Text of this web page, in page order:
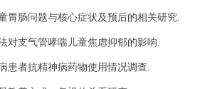
胃肠问题与核心症状及预后的相关研究.
对支气管哮喘儿童焦虑抑郁的影响.
患者抗精神病药物使用情况调查.